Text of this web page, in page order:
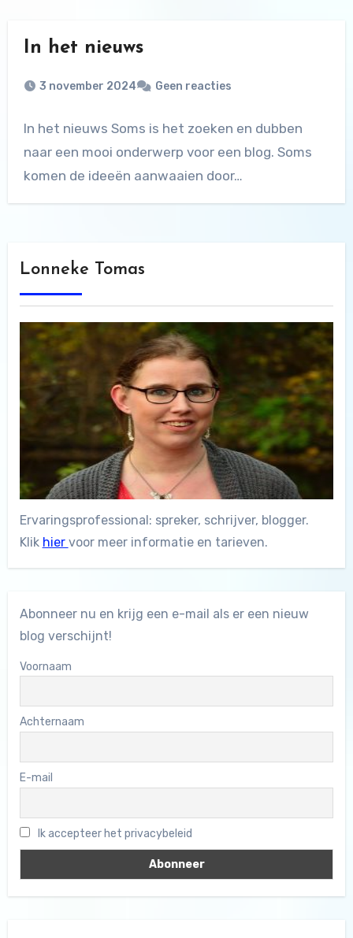
In het nieuws
3 november 2024 Geen reacties
In het nieuws Soms is het zoeken en dubben
naar een mooi onderwerp voor een blog. Soms
komen de ideeën aanwaaien door…
Lonneke Tomas
Ervaringsprofessional: spreker, schrijver, blogger.
Klik hier voor meer informatie en tarieven.
Abonneer nu en krijg een e-mail als er een nieuw
blog verschijnt!
Voornaam
Achternaam
E-mail
Ik accepteer het privacybeleid